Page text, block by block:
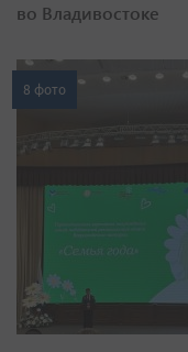
во Владивостоке
8 фото